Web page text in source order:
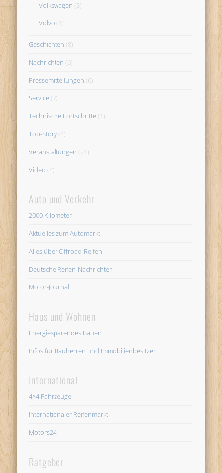
Volkswagen (3)
Volvo (1)
Geschichten (8)
Nachrichten (6)
Pressemitteilungen (6)
Service (7)
Technische Fortschritte (1)
Top-Story (4)
Veranstaltungen (21)
Video (4)
Auto und Verkehr
2000 Kilometer
Aktuelles zum Automarkt
Alles über Offroad-Reifen
Deutsche Reifen-Nachrichten
Motor-Journal
Haus und Wohnen
Energiesparendes Bauen
Infos für Bauherren und Immobilienbesitzer
International
4×4 Fahrzeuge
Internationaler Reifenmarkt
Motors24
Ratgeber